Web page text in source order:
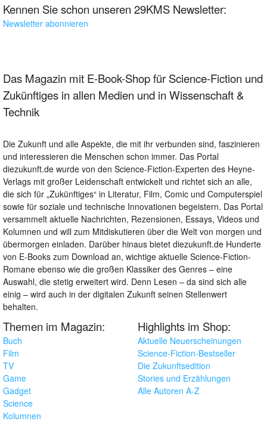
Kennen Sie schon unseren 29KMS Newsletter:
Newsletter abonnieren
Das Magazin mit E-Book-Shop für Science-Fiction und
Zukünftiges in allen Medien und in Wissenschaft &
Technik
Die Zukunft und alle Aspekte, die mit ihr verbunden sind, faszinieren
und interessieren die Menschen schon immer. Das Portal
diezukunft.de wurde von den Science-Fiction-Experten des Heyne-
Verlags mit großer Leidenschaft entwickelt und richtet sich an alle,
die sich für „Zukünftiges“ in Literatur, Film, Comic und Computerspiel
sowie für soziale und technische Innovationen begeistern. Das Portal
versammelt aktuelle Nachrichten, Rezensionen, Essays, Videos und
Kolumnen und will zum Mitdiskutieren über die Welt von morgen und
übermorgen einladen. Darüber hinaus bietet diezukunft.de Hunderte
von E-Books zum Download an, wichtige aktuelle Science-Fiction-
Romane ebenso wie die großen Klassiker des Genres – eine
Auswahl, die stetig erweitert wird. Denn Lesen – da sind sich alle
einig – wird auch in der digitalen Zukunft seinen Stellenwert
behalten.
Themen im Magazin:
Buch
Film
TV
Game
Gadget
Science
Kolumnen
Highlights im Shop:
Aktuelle Neuerscheinungen
Science-Fiction-Bestseller
Die Zukunftsedition
Stories und Erzählungen
Alle Autoren A-Z